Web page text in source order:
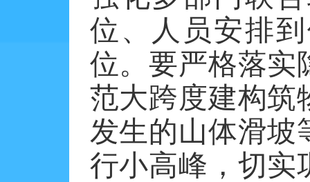
位、人员安排
位。要严格落实
范大跨度建构筑
发生的山体滑坡
行小高峰，切实